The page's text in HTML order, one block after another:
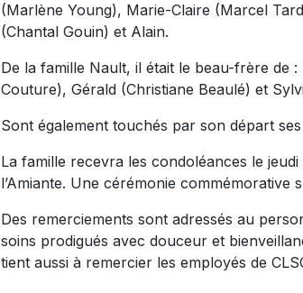
(Marlène Young), Marie-Claire (Marcel
(Chantal Gouin) et Alain.
De la famille Nault, il était le beau-frère de
Couture), Gérald (Christiane Beaulé) et
Sont également touchés par son départ
La famille recevra les condoléances le
l’Amiante. Une cérémonie commémorative
Des remerciements sont adressés au
soins prodigués avec douceur et
tient aussi à remercier les employés de